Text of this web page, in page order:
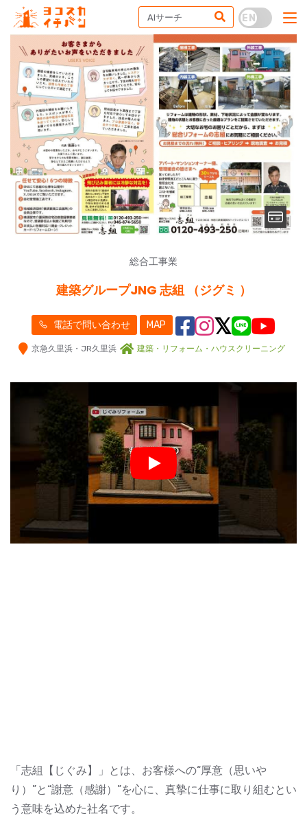
総合工事業
建築グループJNG 志組 （ジグミ ）
電話で問い合わせ MAP
京急久里浜・JR久里浜 建築・リフォーム・ハウスクリーニング
Play
「志組【じぐみ】」とは、お客様への“厚意（思いや
り）”と“謝意（感謝）”を心に、真摯に仕事に取り組むとい
う意味を込めた社名です。